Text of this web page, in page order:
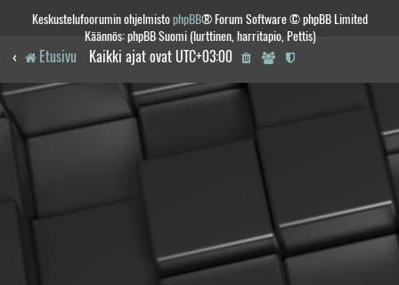
Keskustelufoorumin ohjelmistophpBB® Forum Software © phpBB Limited
Käännös: phpBB Suomi (lurttinen, harritapio, Pettis)
Etusivu Kaikki ajat ovat UTC+03:00